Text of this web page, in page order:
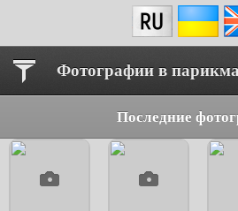
Последние